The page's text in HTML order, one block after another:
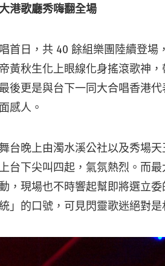
港歌廳秀嗨翻全場
首日，共 40 餘組樂團陸續登
黃秋生化上眼線化身搖滾歌神
後更是與台下一同大合唱香港
感人。
台晚上由濁水溪公社以及秀場
台下尖叫四起，氣氛熱烈。而
，現場也不時響起幫即將選立
統」的口號，可見閃靈歌迷絕對